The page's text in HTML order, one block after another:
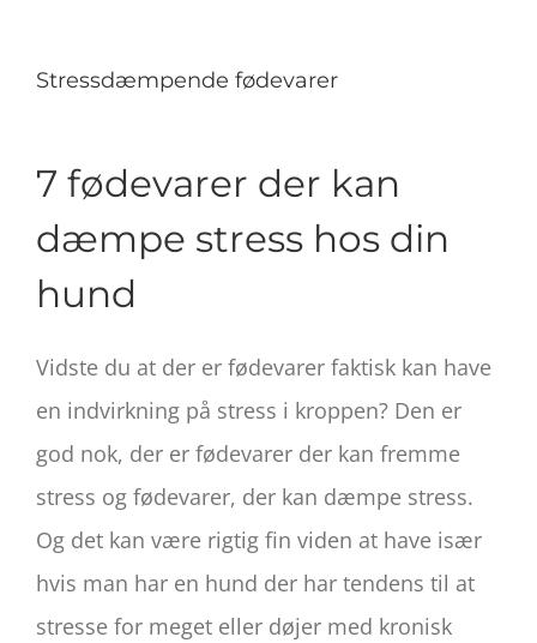
Stressdæmpende fødevarer
7 fødevarer der kan
dæmpe stress hos din
hund
Vidste du at der er fødevarer faktisk kan have
en indvirkning på stress i kroppen? Den er
god nok, der er fødevarer der kan fremme
stress og fødevarer, der kan dæmpe stress.
Og det kan være rigtig fin viden at have især
hvis man har en hund der har tendens til at
stresse for meget eller døjer med kronisk